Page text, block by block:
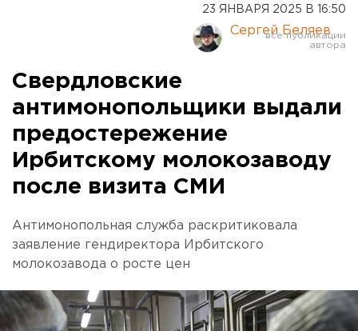
23 ЯНВАРЯ 2025 В 16:50
Сергей Беляев
Свердловские
антимонопольщики выдали
предостережение
Ирбитскому молокозаводу
после визита СМИ
Антимонопольная служба раскритиковала
заявление гендиректора Ирбитского
молокозавода о росте цен